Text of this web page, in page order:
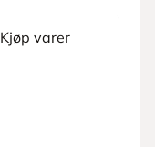
Kjøp varer